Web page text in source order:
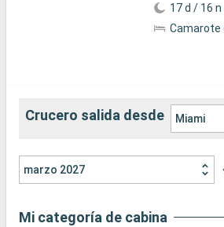
17 d / 16 n
Camarote
Crucero salida desde Miami
marzo 2027
Mi categoría de cabina